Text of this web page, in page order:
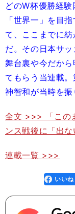
どのW杯優勝経
「世界一」を目
て、ここまでに
だ。その日本サ
舞台裏や今だか
てもらう当連載
神智和が当時を振
全文 >>> 「この
ンス戦後に「出
連載一覧 >>>
faceboo
k
いいね